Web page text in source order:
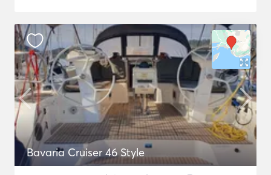
Bavaria Cruiser 46 Style